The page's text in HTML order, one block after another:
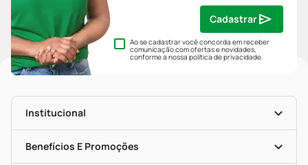
Ao se cadastrar você concorda em receber
comunicação com ofertas e novidades,
conforme a nossapolítica de privacidade.
Cadastrar
Institucional
História
Nossas Lojas
Benefícios E Promoções